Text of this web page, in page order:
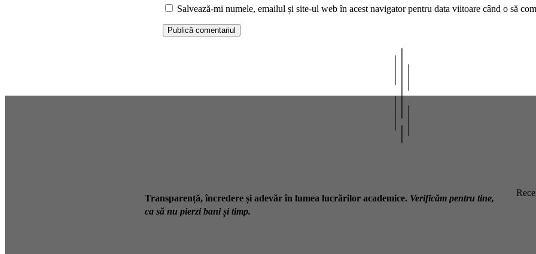
Salvează-mi numele, emailul și site-ul web în acest navigator pentru data viitoare când o să
Transparență, încredere și adevăr în lumea lucrărilor academice. Verificăm pentru tine,
ca să nu pierzi bani și timp.